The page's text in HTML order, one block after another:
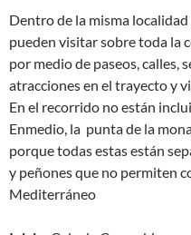
Dentro de la misma
pueden visitar sobre toda la
por medio de paseos, calles,
atracciones en el trayecto y
En el recorrido no están
Enmedio, la punta de la
porque todas estas están
y peñones que no permiten
Mediterráneo